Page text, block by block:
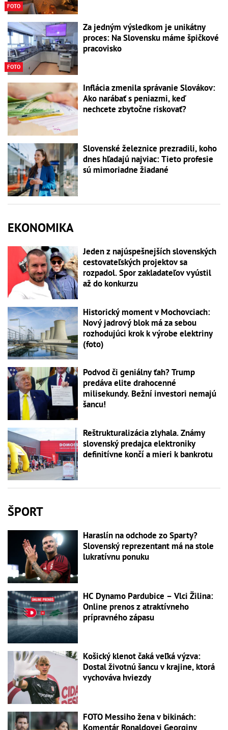
FOTO
FOTO
Za jedným výsledkom je unikátny
proces: Na Slovensku máme špičkové
pracovisko
Inflácia zmenila správanie Slovákov:
Ako narábať s peniazmi, keď
nechcete zbytočne riskovať?
Slovenské železnice prezradili, koho
dnes hľadajú najviac: Tieto profesie
sú mimoriadne žiadané
EKONOMIKA
Jeden z najúspešnejších slovenských
cestovateľských projektov sa
rozpadol. Spor zakladateľov vyústil
až do konkurzu
Historický moment v Mochovciach:
Nový jadrový blok má za sebou
rozhodujúci krok k výrobe elektriny
(foto)
Podvod či geniálny ťah? Trump
predáva elite drahocenné
milisekundy. Bežní investori nemajú
šancu!
Reštrukturalizácia zlyhala. Známy
slovenský predajca elektroniky
definitívne končí a mieri k bankrotu
ŠPORT
Haraslín na odchode zo Sparty?
Slovenský reprezentant má na stole
lukratívnu ponuku
HC Dynamo Pardubice – Vlci Žilina:
Online prenos z atraktívneho
prípravného zápasu
Košický klenot čaká veľká výzva:
Dostal životnú šancu v krajine, ktorá
vychováva hviezdy
FOTO Messiho žena v bikinách:
Komentár Ronaldovej Georginy